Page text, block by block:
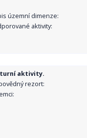
územní dimenze:
aktivity:
aktivity.
rezort: